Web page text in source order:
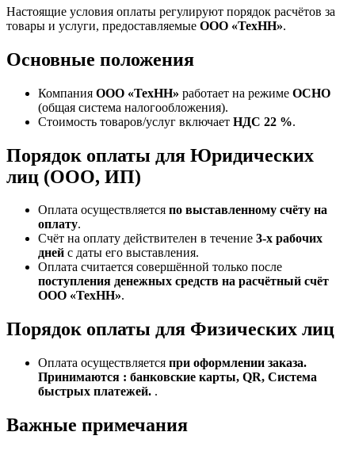
Настоящие условия оплаты регулируют порядок расчётов за
товары и услуги, предоставляемые ООО «ТехНН».
Основные положения
Компания ООО «ТехНН» работает на режиме ОСНО
(общая система налогообложения).
Стоимость товаров/услуг включает НДС 22 %.
Порядок оплаты для Юридических
лиц (ООО, ИП)
Оплата осуществляется по выставленному счёту на
оплату.
Счёт на оплату действителен в течение 3‑х рабочих
дней с даты его выставления.
Оплата считается совершённой только после
поступления денежных средств на расчётный счёт
ООО «ТехНН».
Порядок оплаты для Физических лиц
Оплата осуществляется при оформлении заказа.
Принимаются : банковские карты, QR, Система
быстрых платежей. .
Важные примечания